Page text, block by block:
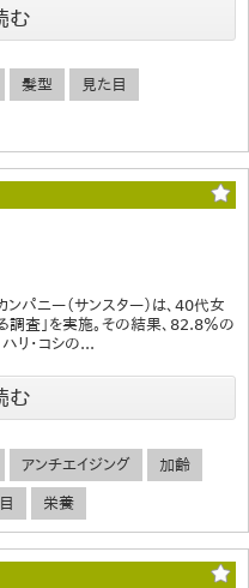
む
髪型 見た目
パニー（サンスター）は、40代女
査」を実施。その結果、82.8％の
リ・コシの...
む
アンチエイジング 加齢
栄養